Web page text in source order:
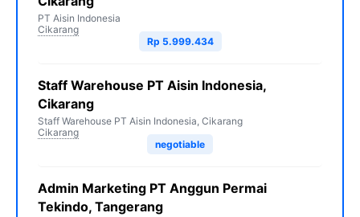
PT Aisin Indonesia
Cikarang
Rp 5.999.434
Staff Warehouse PT Aisin Indonesia,
Cikarang
Staff Warehouse PT Aisin Indonesia, Cikarang
Cikarang
negotiable
Admin Marketing PT Anggun Permai
Tekindo, Tangerang